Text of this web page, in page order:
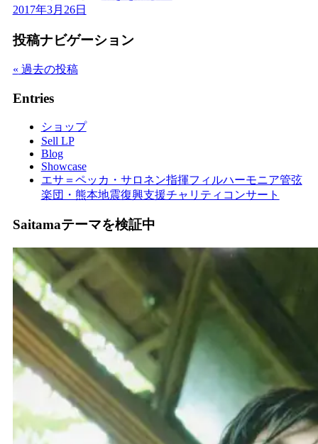
2017年3月26日
投稿ナビゲーション
« 過去の投稿
Entries
ショップ
Sell LP
Blog
Showcase
エサ＝ペッカ・サロネン指揮フィルハーモニア管弦
楽団・熊本地震復興支援チャリティコンサート
Saitamaテーマを検証中